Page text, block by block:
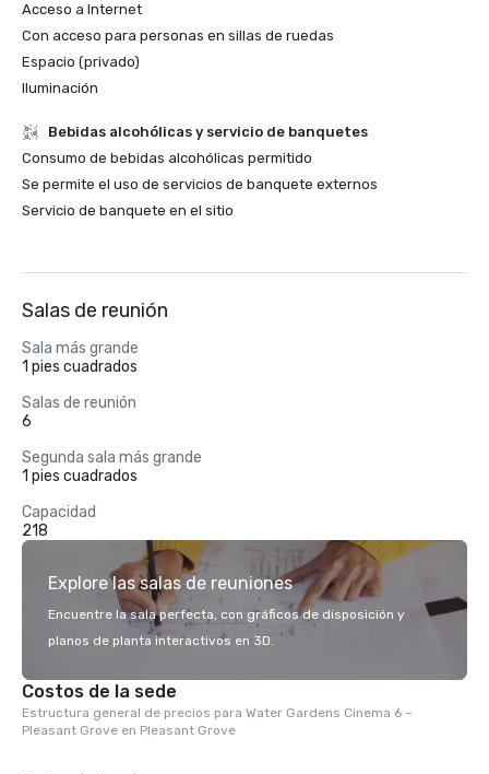
Acceso a Internet
Con acceso para personas en sillas de ruedas
Espacio (privado)
Iluminación
Bebidas alcohólicas y servicio de banquetes
Consumo de bebidas alcohólicas permitido
Se permite el uso de servicios de banquete externos
Servicio de banquete en el sitio
Salas de reunión
Sala más grande
1 pies cuadrados
Salas de reunión
6
Segunda sala más grande
1 pies cuadrados
Capacidad
218
Explore las salas de reuniones
Encuentre la sala perfecta, con gráficos de disposición y
planos de planta interactivos en 3D.
Costos de la sede
Estructura general de precios para Water Gardens Cinema 6 –
Pleasant Grove en Pleasant Grove